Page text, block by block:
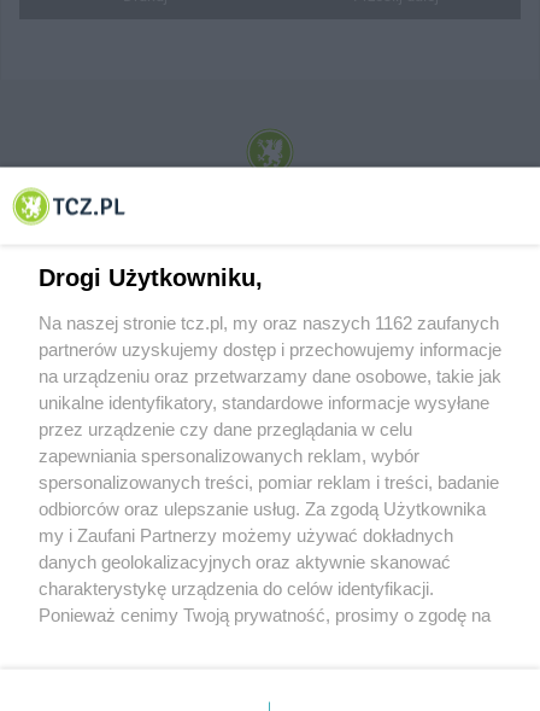
© 2001-2026 Tczew - TCZ.PL Sp. z o.o. Internetowy Serwis Informacyjny Miasta
O FIRMIE POLITYKA PRYWATNOŚCI HOSTING
REKLAMA WSPÓŁPRACA RSS FACEBOOK KONTAKT
Nasze serwisy
Aktualności
Tcz24
Muzyka i kultura
Archiwum wydarzeń
Drogi Użytkowniku,
Na naszej stronie tcz.pl, my oraz naszych 1162 zaufanych
partnerów uzyskujemy dostęp i przechowujemy informacje
na urządzeniu oraz przetwarzamy dane osobowe, takie jak
unikalne identyfikatory, standardowe informacje wysyłane
przez urządzenie czy dane przeglądania w celu
zapewniania spersonalizowanych reklam, wybór
spersonalizowanych treści, pomiar reklam i treści, badanie
odbiorców oraz ulepszanie usług. Za zgodą Użytkownika
my i Zaufani Partnerzy możemy używać dokładnych
danych geolokalizacyjnych oraz aktywnie skanować
charakterystykę urządzenia do celów identyfikacji.
Ponieważ cenimy Twoją prywatność, prosimy o zgodę na